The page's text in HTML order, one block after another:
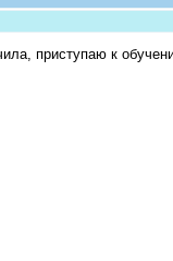
приступаю к